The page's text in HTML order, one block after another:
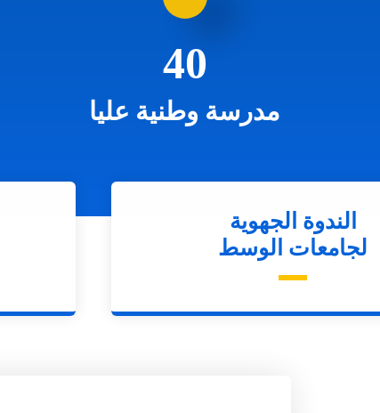
40
مدرسة وطنية عليا
الندوة الجهوية
لجامعات الوسط